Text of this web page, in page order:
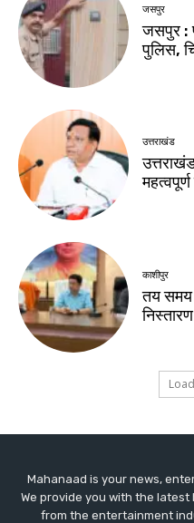
Mahanaad is your news,
We provide you with the
from the entertainment